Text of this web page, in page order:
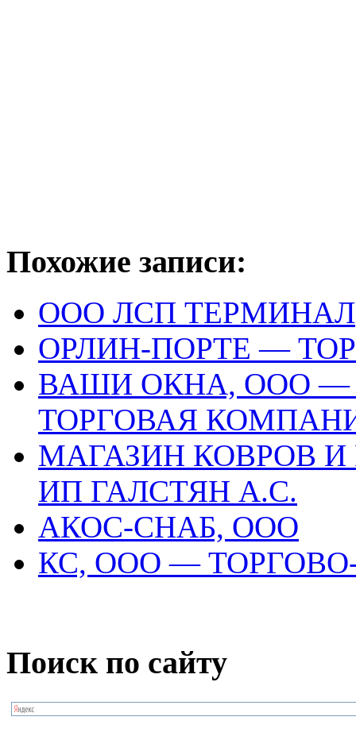
Похожие записи:
ООО ЛСП ТЕРМИНАЛ
ОРЛИН-ПОРТЕ —
ВАШИ ОКНА, ООО —
ТОРГОВАЯ
МАГАЗИН КОВРОВ
ИП ГАЛСТЯН А.С.
АКОС-СНАБ, ООО
КС, ООО —
Поиск по сайту